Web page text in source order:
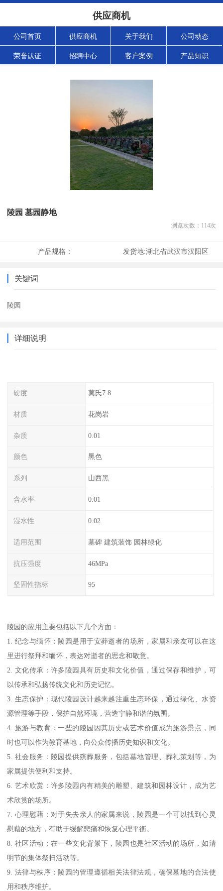
供应商机
公司首页 供应商机 关于我们 公司动态
荣誉认证 招聘中心 客户案例 产品知识
陵园 墓园静地
浏览次数： 114次
产品规格： 发货地:湖北省武汉市汉阳区
关键词
陵园
详细说明
硬度 莫氏7.8
材质 花岗岩
杂质 0.01
颜色 黑色
系列 山西黑
含水率 0.01
湿水性 0.02
适用范围 墓碑 建筑装饰 园林绿化
抗压强度 46MPa
坚固性指标 95
陵园的应用主要包括以下几个方面：
1. 纪念与缅怀：陵园是用于安葬逝者的场所，家属和亲友可以在这
里进行祭拜和缅怀，表达对逝者的思念和敬意。
2. 文化传承：许多陵园具有历史和文化价值，通过保存和维护，可
以传承和弘扬传统文化和历史记忆。
3. 生态保护：现代陵园设计越来越注重生态环保，通过绿化、水资
源管理等手段，保护自然环境，营造宁静和谐的氛围。
4. 旅游与教育：一些的陵园因其历史或艺术价值成为旅游景点，同
时也可以作为教育基地，向公众传播历史知识和文化。
5. 社会服务：陵园提供殡葬服务，包括墓地管理、葬礼策划等，为
家属提供便利和支持。
6. 艺术欣赏：许多陵园内有精美的雕塑、建筑和园林设计，成为艺
术欣赏的场所。
7. 心理慰藉：对于失去亲人的家属来说，陵园是一个可以找到心灵
慰藉的地方，有助于缓解悲痛和恢复心理平衡。
8. 社区活动：在一些文化背景下，陵园也是社区活动的场所，如清
明节的集体祭扫活动等。
9. 法律与秩序：陵园的管理遵循相关法律法规，确保墓地的合法使
用和秩序维护。